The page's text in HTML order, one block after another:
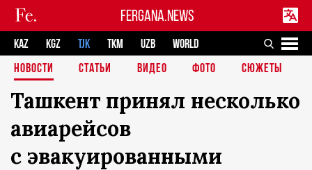
FERGANA.NEWS
KAZ KGZ TJK TKM UZB
WORLD
НОВОСТИ
СТАТЬИ ВИДЕО ФОТО СЮЖЕТЫ
Ташкент принял несколько
авиарейсов
с эвакуированными